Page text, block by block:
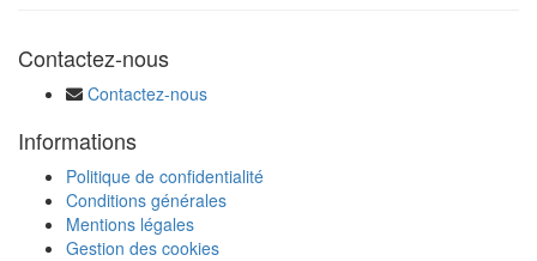
Contactez-nous
Contactez-nous
Informations
Politique de confidentialité
Conditions générales
Mentions légales
Gestion des cookies